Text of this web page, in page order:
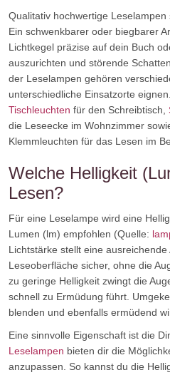
Qualitativ hochwertige
Ein schwenkbarer oder biegbarer
Lichtkegel präzise auf dein Buch
auszurichten und störende
der Leselampen gehören
unterschiedliche Einsatzorte
Tischleuchten für den Schreibtisch,
die Leseecke im Wohnzimmer
Klemmleuchten für das Lesen im
Welche Helligkeit
Lesen?
Für eine Leselampe wird eine
Lumen (lm) empfohlen (Quelle:
Lichtstärke stellt eine
Leseoberfläche sicher, ohne die
zu geringe Helligkeit zwingt die
schnell zu Ermüdung führt.
blenden und ebenfalls ermüdend
Eine sinnvolle Eigenschaft ist die
Leselampen bieten dir die
anzupassen. So kannst du die